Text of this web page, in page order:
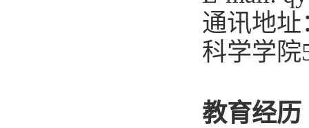
通讯地
科学学院
教育经历